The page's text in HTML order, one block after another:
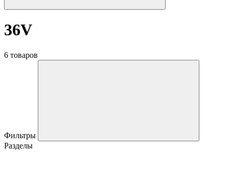
36V
6 товаров
Фильтры
Разделы